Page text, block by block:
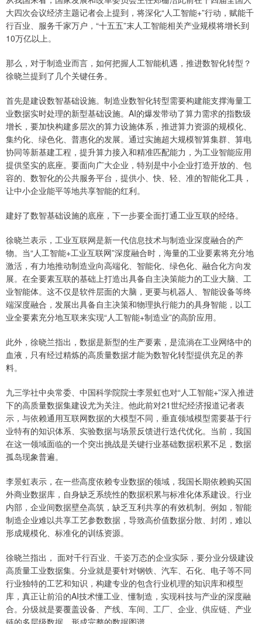
大四次会议经济主题记者会上提到，将深化“人工智能+”行动，赋能千
行百业、服务千家万户，“十五五”末人工智能相关产业规模将增长到
10万亿以上。
那么，对于制造业而言，如何把握人工智能机遇，推进数智化转型？
徐晓兰提到了几个关键任务。
首先是建设数智基础设施。制造业数智化转型需要构建能支撑海量工
业数据实时处理的新型基础设施。AI的爆发带动了算力需求的指数级
增长，要加快构建多层次的算力设施体系，推进算力资源的规模化、
集约化、绿色化、普惠化的发展。通过实施超大规模智算集群、算电
协同等新基建工程，提升算力接入和精准匹配能力，为工业智能应用
提供坚实的底座。要面向广大企业，特别是中小企业打造开放的、包
容的、数智化的公共服务平台，提供小、快、轻、准的智能化工具，
让中小企业能平等地共享智能的红利。
建好了数智基础设施的底座，下一步要全面打通工业互联的经络。
徐晓兰表示，工业互联网是新一代信息技术与制造业深度融合的产
物。当“人工智能+工业互联网”深度融合时，海量的工业要素将充分地
激活，有力地推动制造业向高端化、智能化、绿色化、融合化方向发
展。在全要素互联的基础上打造出具备自主决策能力的工业大脑、工
业智能体。这不仅是软件层面的大脑，更要与机器人、智能设备等终
端深度融合，发展出具备自主决策和物理执行能力的具身智能，以工
业全要素充分地互联来实现“人工智能+制造业”的高阶应用。
此外，徐晓兰指出，数据是新型的生产要素，是流淌在工业网络中的
血液，只有经过精炼的高质量数据才能为数智化转型提供充足的养
料。
九三学社中央常委、中国科学院院士李景虹也对“人工智能+”深入推进
下的高质量数据集建设尤为关注。他此前对21世纪经济报道记者表
示，与依赖通用互联网数据的大模型不同，垂直领域模型需要基于行
业特有的知识体系、实验数据与场景反馈进行迭代优化。当前，我国
在这一领域面临的一个突出挑战是关键行业基础数据积累不足，数据
孤岛现象普遍。
李景虹表示，在一些高度依赖专业数据的领域，我国长期依赖购买国
外商业数据库，自身缺乏系统性的数据积累与标准化体系建设。行业
内部，企业间数据壁垒高筑，缺乏互利共享的有效机制。例如，智能
制造企业难以共享工艺参数数据，导致高价值数据分散、封闭，难以
形成规模化、标准化的训练资源。
徐晓兰指出， 面对千行百业、千姿万态的企业实际，要分业分级建设
高质量工业数据集。分业就是要针对钢铁、汽车、石化、电子等不同
行业独特的工艺和知识，构建专业的包含行业机理的知识库和模型
库，真正让前沿的AI技术懂工业、懂制造，实现科技与产业的深度融
合。分级就是要覆盖设备、产线、车间、工厂、企业、供应链、产业